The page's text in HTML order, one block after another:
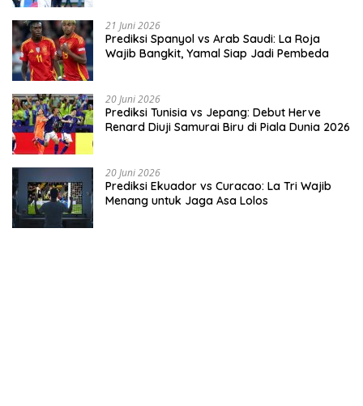
21 Juni 2026
Prediksi Spanyol vs Arab Saudi: La Roja
Wajib Bangkit, Yamal Siap Jadi Pembeda
20 Juni 2026
Prediksi Tunisia vs Jepang: Debut Herve
Renard Diuji Samurai Biru di Piala Dunia 2026
20 Juni 2026
Prediksi Ekuador vs Curacao: La Tri Wajib
Menang untuk Jaga Asa Lolos